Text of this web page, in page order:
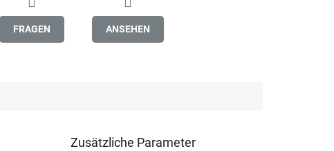
FRAGEN ANSEHEN
Zusätzliche Parameter